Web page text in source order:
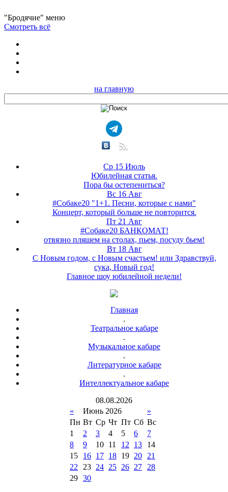
"Бродячие" меню
Смотреть всё
на главную
Ср 15 Июль
Юбилейная статья.
Пора бы остепениться?
Вс 16 Авг
#Собаке20 "1+1. Песни, которые с нами"
Концерт, который больше не повторится.
Пт 21 Авг
#Собаке20 БАНКОМАТ!
отвязно пляшем на столах, пьем, посуду бьем!
Вт 18 Авг
С Новым годом, с Новым счастьем! или Здравствуй,
сука, Новый год!
Главное шоу юбилейной недели!
Главная
.
Театральное кабаре
.
Музыкальное кабаре
.
Литературное кабаре
.
Интеллектуальное кабаре
08.08.2026
«
Июнь 2026
»
Пн Вт Ср Чт Пт Сб Вс
1
2 3 4 5 6
7
8
9 10 11 12 13
14
15
16 17 18 19 20
21
22
23 24 25 26 27
28
29 30